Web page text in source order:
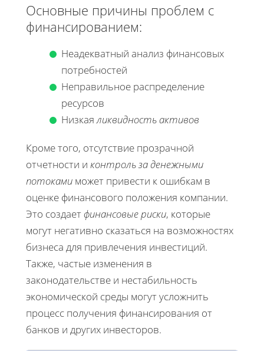
Основные причины проблем с
финансированием:
Неадекватный анализ финансовых
потребностей
Неправильное распределение
ресурсов
Низкаяликвидность активов
Кроме того, отсутствие прозрачной
отчетности и контроль за денежными
потоками может привести к ошибкам в
оценке финансового положения компании.
Это создаетфинансовые риски, которые
могут негативно сказаться на возможностях
бизнеса для привлечения инвестиций.
Также, частые изменения в
законодательстве и нестабильность
экономической среды могут усложнить
процесс получения финансирования от
банков и других инвесторов.